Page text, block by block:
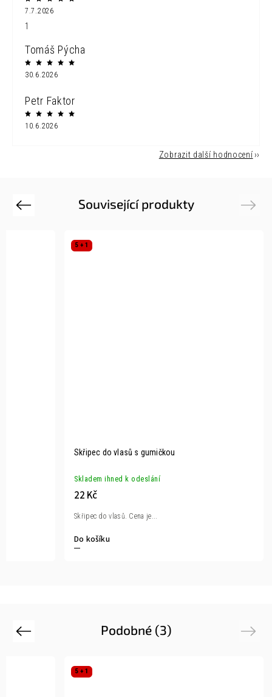
7.7.2026
1
Tomáš Pýcha
30.6.2026
Petr Faktor
10.6.2026
Zobrazit další hodnocení
Související produkty
Previous
5 + 1
Skřipec do vlasů s gumičkou
Skladem ihned k odeslání
22 Kč
Do košíku
Skřipec do vlasů. Cena je...
Next
Podobné (3)
Previous
5 + 1
Next